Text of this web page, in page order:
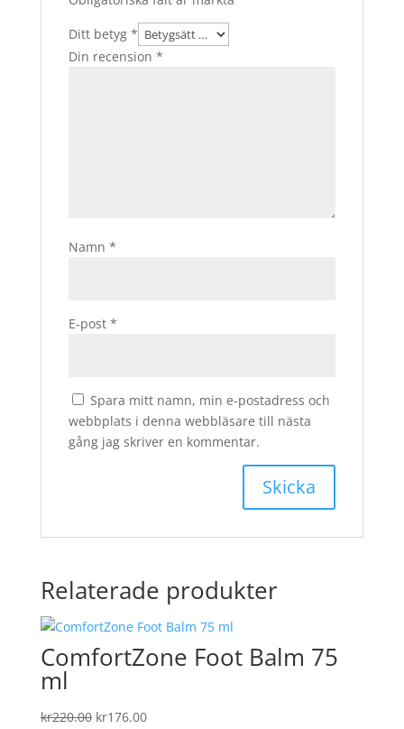
Ditt betyg *
Din recension *
Namn *
E-post *
Spara mitt namn, min e-postadress och
webbplats i denna webbläsare till nästa
gång jag skriver en kommentar.
Relaterade produkter
ComfortZone Foot Balm 75
ml
kr220.00 Det
kr176.00Det